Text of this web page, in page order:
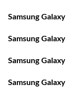
Samsung
Samsung
Samsung
Samsung